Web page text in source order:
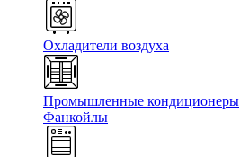
Охладители воздуха
Промышленные кондиционеры
Фанкойлы